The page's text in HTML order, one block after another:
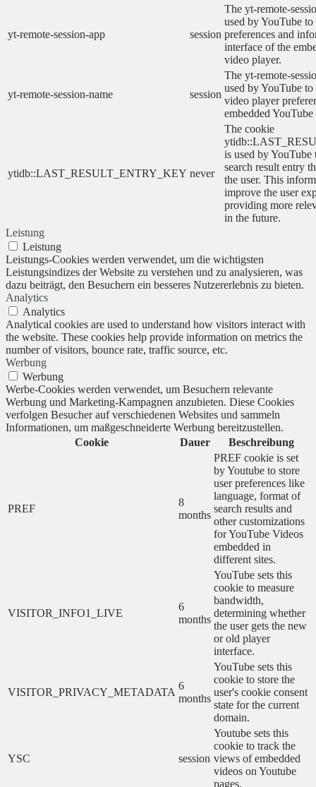
yt-remote-session-app session
The yt-remote-
used by YouTube to
preferences and
interface of the
video player.
yt-remote-session-name session
The yt-remote-
used by YouTube to
video player
embedded
ytidb::LAST_RESULT_ENTRY_KEY never
The cookie
is used by YouTube
search result entry
the user. This
improve the user
providing more
in the future.
Leistung
Leistung
Leistungs-Cookies werden verwendet, um die wichtigsten
Leistungsindizes der Website zu verstehen und zu analysieren, was
dazu beiträgt, den Besuchern ein besseres Nutzererlebnis zu bieten.
Analytics
Analytics
Analytical cookies are used to understand how visitors interact with
the website. These cookies help provide information on metrics the
number of visitors, bounce rate, traffic source, etc.
Werbung
Werbung
Werbe-Cookies werden verwendet, um Besuchern relevante
Werbung und Marketing-Kampagnen anzubieten. Diese Cookies
verfolgen Besucher auf verschiedenen Websites und sammeln
Informationen, um maßgeschneiderte Werbung bereitzustellen.
Cookie
Dauer Beschreibung
PREF
8
months
PREF cookie is set
by Youtube to store
user preferences like
language, format of
search results and
other customizations
for YouTube Videos
embedded in
different sites.
VISITOR_INFO1_LIVE
6
months
YouTube sets this
cookie to measure
bandwidth,
determining whether
the user gets the new
or old player
interface.
VISITOR_PRIVACY_METADATA
6
months
YouTube sets this
cookie to store the
user's cookie consent
state for the current
domain.
YSC session
Youtube sets this
cookie to track the
views of embedded
videos on Youtube
pages.